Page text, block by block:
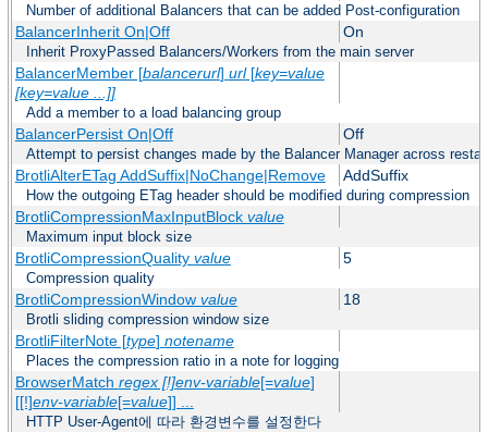
Number of additional Balancers that can be added Post-configuration
BalancerInherit On|Off On
Inherit ProxyPassed Balancers/Workers from the main server
BalancerMember [balancerurl] url[key=value
[key=value ...]]
Add a member to a load balancing group
BalancerPersist On|Off Off
Attempt to persist changes made by the Balancer Manager across
BrotliAlterETag AddSuffix|NoChange|Remove AddSuffix
How the outgoing ETag header should be modified during compression
BrotliCompressionMaxInputBlock value
Maximum input block size
BrotliCompressionQuality value 5
Compression quality
BrotliCompressionWindow value 18
Brotli sliding compression window size
BrotliFilterNote [type] notename
Places the compression ratio in a note for logging
BrowserMatch regex [!]env-variable[=value]
[[!]env-variable[=value]] ...
HTTP User-Agent에 따라 환경변수를 설정한다